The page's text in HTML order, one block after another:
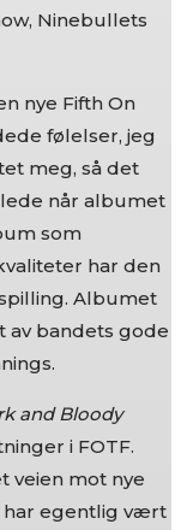
Ninebullets
nye Fifth On
følelser, jeg
meg, så det
når albumet
som
har den
Albumet
bandets gode
and Bloody
i FOTF.
veien mot nye
har egentlig vært